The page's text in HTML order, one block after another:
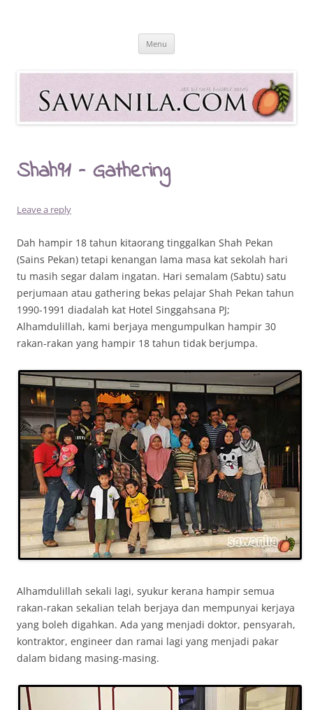
Sawanila.com
All In One Family Blog
Menu
Shah91 – Gathering
Leave a reply
Dah hampir 18 tahun kitaorang tinggalkan Shah Pekan
(Sains Pekan) tetapi kenangan lama masa kat sekolah hari
tu masih segar dalam ingatan. Hari semalam (Sabtu) satu
perjumaan atau gathering bekas pelajar Shah Pekan tahun
1990-1991 diadalah kat Hotel Singgahsana PJ;
Alhamdulillah, kami berjaya mengumpulkan hampir 30
rakan-rakan yang hampir 18 tahun tidak berjumpa.
Alhamdulillah sekali lagi, syukur kerana hampir semua
rakan-rakan sekalian telah berjaya dan mempunyai kerjaya
yang boleh digahkan. Ada yang menjadi doktor, pensyarah,
kontraktor, engineer dan ramai lagi yang menjadi pakar
dalam bidang masing-masing.